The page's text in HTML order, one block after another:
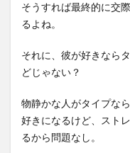
そうすれば最終的に交
るよね。
それに、彼が好きなら
どじゃない？
物静かな人がタイプな
好きになるけど、スト
るから問題なし。